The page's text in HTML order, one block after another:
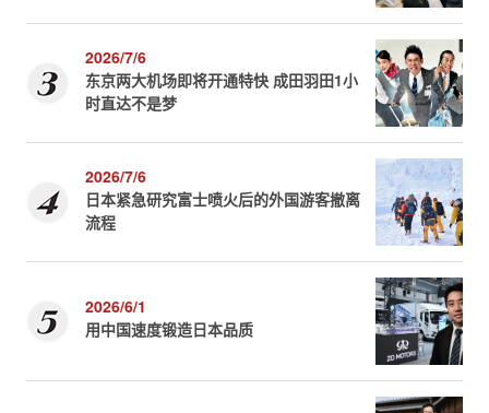
2026/7/6
东京两大机场即将开通特快 成田羽田1小
时直达不是梦
2026/7/6
日本紧急研究富士喷火后的外国游客撤离
流程
2026/6/1
用中国速度锻造日本品质